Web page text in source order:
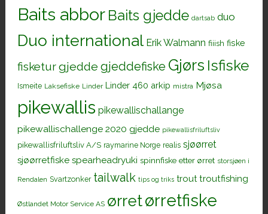
Baits abbor Baits gjedde dartsab duo
Duo international Erik Walmann fiiish fiske
fisketurgjedde gjeddefiske Gjørs Isfiske
Ismeite Laksefiske Linder Linder 460 arkip mistra Mjøsa
pikewallis pikewallischallange
pikewallischallenge 2020 gjedde pikewallisfriluftsliv
pikewallisfriluftsliv A/S raymarine Norge realis sjøørret
sjøørretfiske spearheadryuki spinnfiske etter ørret storsjøen i
Rendalen Svartzonker tailwalk tips og triks trout troutfishing
Østlandet Motor Service AS ørretørretfiske